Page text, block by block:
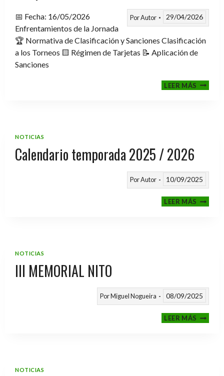
PorAutor 29/04/2026
📅 Fecha: 16/05/2026
Enfrentamientos de la Jornada
🏆 Normativa de Clasificación y Sanciones Clasificación
a los Torneos 🟨 Régimen de Tarjetas 📝 Aplicación de
Sanciones
LEER MÁSFASE
NOTICIAS
Calendario temporada 2025 / 2026
PorAutor 10/09/2025
LEER MÁS
NOTICIAS
III MEMORIAL NITO
PorMiguel Nogueira 08/09/2025
LEER MÁSIII
NOTICIAS